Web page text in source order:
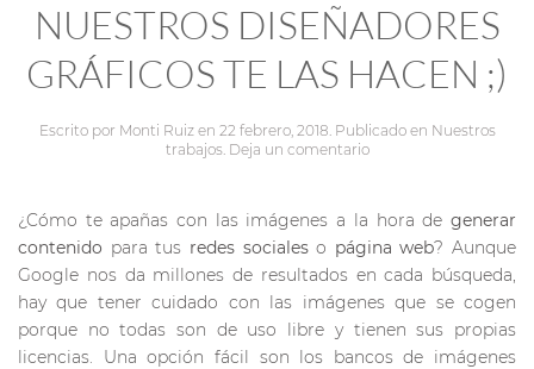
NUESTROS DISEÑADORES
GRÁFICOS TE LAS HACEN ;)
Escrito por Monti Ruizen 22 febrero, 2018. Publicado en Nuestros
trabajos. Deja un comentario
¿Cómo te apañas con las imágenes a la hora de generar
contenido para tus redes socialeso página web? Aunque
Google nos da millones de resultados en cada búsqueda,
hay que tener cuidado con las imágenes que se cogen
porque no todas son de uso libre y tienen sus propias
licencias. Una opción fácil son los bancos de imágenes